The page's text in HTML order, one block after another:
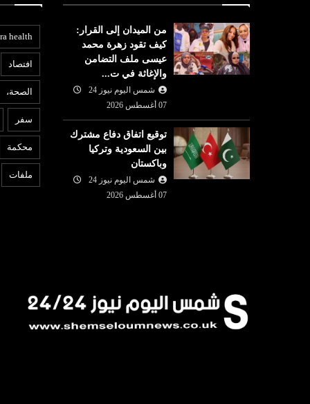
من الميدان إلى القرار:
كيف تقود زهرة محمد
عيسى ملف التضامن
والإغاثة في ت...
شمس اليوم نيوز 24
07 أغسطس 2026
توقيع اتفاق دفاع مشترك
بين السعودية وتركيا
وباكستان
شمس اليوم نيوز 24
07 أغسطس 2026
health
افتصاد
الصحة،
سفر
محكمة
ملفات